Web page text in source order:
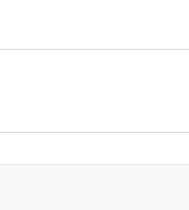
+5.28 +0.07%